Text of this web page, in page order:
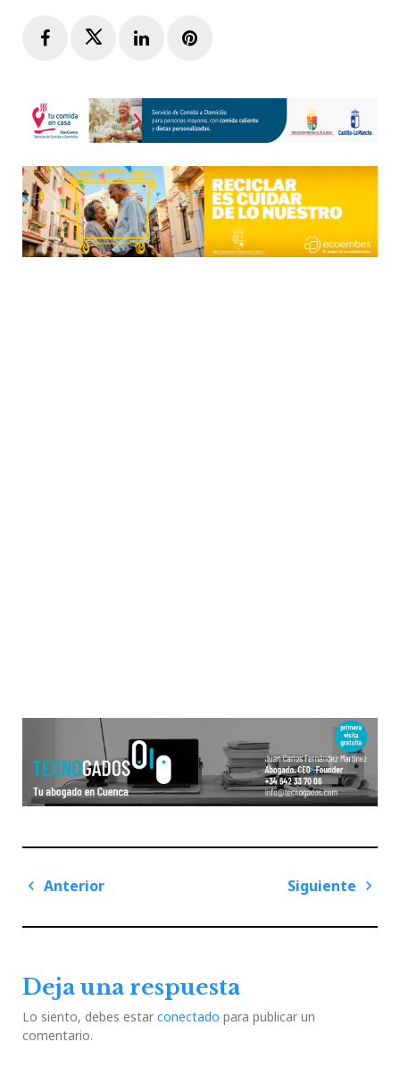
FacebookTwitterLinkedInPinterest
Navegación
entradas
Anterior
Siguiente
Deja una respuesta
Lo siento, debes estar conectado para publicar un
comentario.